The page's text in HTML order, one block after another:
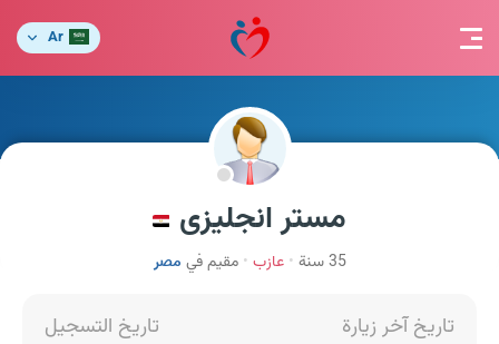
Ar
مستر انجليزى
35 سنة عازب مقيم في مصر
تاريخ آخر زيارة
تاريخ التسجيل